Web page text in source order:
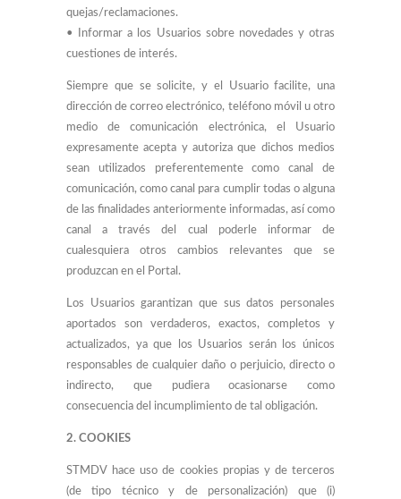
quejas/reclamaciones.
• Informar a los Usuarios sobre novedades y otras
cuestiones de interés.
Siempre que se solicite, y el Usuario facilite, una
dirección de correo electrónico, teléfono móvil u otro
medio de comunicación electrónica, el Usuario
expresamente acepta y autoriza que dichos medios
sean utilizados preferentemente como canal de
comunicación, como canal para cumplir todas o alguna
de las finalidades anteriormente informadas, así como
canal a través del cual poderle informar de
cualesquiera otros cambios relevantes que se
produzcan en el Portal.
Los Usuarios garantizan que sus datos personales
aportados son verdaderos, exactos, completos y
actualizados, ya que los Usuarios serán los únicos
responsables de cualquier daño o perjuicio, directo o
indirecto, que pudiera ocasionarse como
consecuencia del incumplimiento de tal obligación.
2. COOKIES
STMDV hace uso de cookies propias y de terceros
(de tipo técnico y de personalización) que (i)